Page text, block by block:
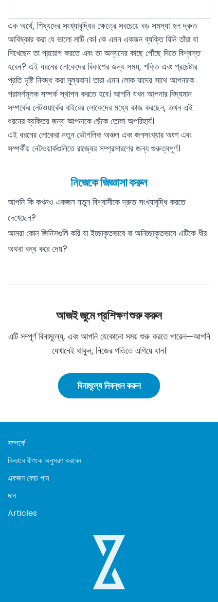
এক অর্থে, শিষ্যদের সংখ্যাবৃদ্ধির ক্ষেত্রে সবচেয়ে বড় সমস্যা হল দ্রুত
আবিষ্কার করা যে ভালো মাটি কে। কে এমন একজন ব্যক্তি যিনি তাঁরা যা
শিখেছেন তা প্রয়োগ করতে এবং তা অন্যদের কাছে পৌঁছে দিতে বিশ্বস্ত
হবেন? এই ধরনের লোকেদের বিকাশের জন্য সময়, শক্তি এবং প্রচেষ্টার
প্রতি দৃষ্টি নিবদ্ধ করা মূল্যবান। তারা এমন লোক যাদের সাথে আপনাকে
পরামর্শমূলক সম্পর্ক স্থাপন করতে হবে। আপনি যখন আপনার বিদ্যমান
সম্পর্কের নেটওয়ার্কের বাইরের লোকেদের মধ্যে কাজ করছেন, তখন এই
ধরনের ব্যক্তির জন্য আপনাকে ছেঁকে তোলা অপরিহার্য।
এই ধরনের লোকেরা নতুন ভৌগলিক অঞ্চল এবং জনসংখ্যার অংশ এবং
সম্পর্কীয় নেটওয়ার্কগুলিতে রাজ্যের সম্প্রসারণের জন্য গুরুত্বপূর্ণ।
নিজেকে জিজ্ঞাসা করুন
আপনি কি কখনও একজন নতুন বিশ্বাসীকে দ্রুত সংখ্যাবৃদ্ধি করতে
দেখেছেন?
আমরা কোন জিনিসগুলি করি যা ইচ্ছাকৃতভাবে বা অনিচ্ছাকৃতভাবে এটিকে ধীর
অথবা বন্ধ করে দেয়?
আজই জুমে প্রশিক্ষণ শুরু করুন
এটি সম্পূর্ণ বিনামূল্যে, এবং আপনি যেকোনো সময় শুরু করতে পারেন—আপনি
যেখানেই থাকুন, নিজের গতিতে এগিয়ে যান।
বিনামূল্যে নিবন্ধন করুন
সম্পর্কে
কিভাবে যীশুকে অনুসরণ করবেন
একজন কোচ পান
দান
Articles